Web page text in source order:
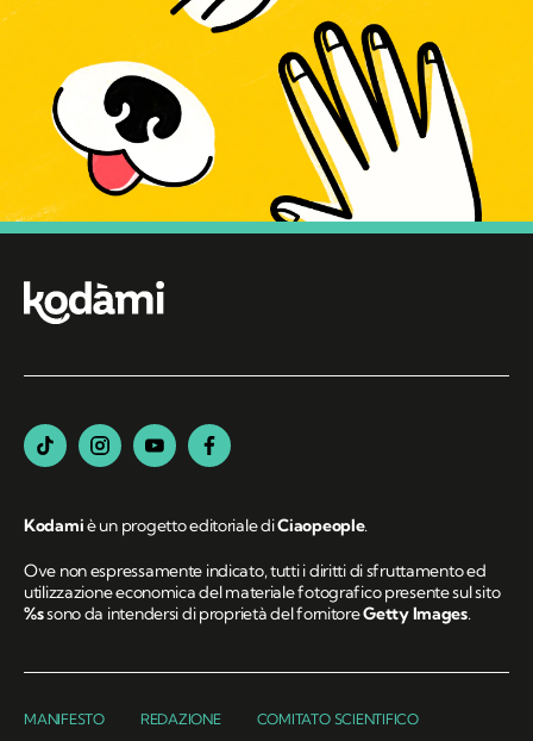
Kodamiè un progetto editoriale diCiaopeople.
Ove non espressamente indicato, tutti i diritti di sfruttamento ed
utilizzazione economica del materiale fotografico presente sul sito
%ssono da intendersi di proprietà del fornitoreGetty Images.
MANIFESTO REDAZIONE COMITATO SCIENTIFICO